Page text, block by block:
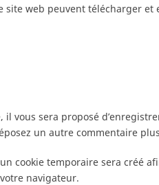
site web peuvent télécharger
vous sera proposé
un autre commentaire
cookie temporaire sera créé
navigateur.